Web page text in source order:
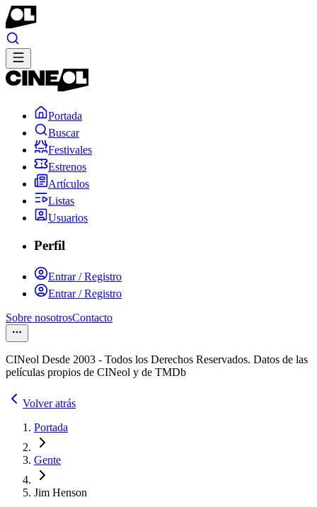
Portada
Buscar
Festivales
Estrenos
Artículos
Listas
Usuarios
Perfil
Entrar / Registro
Entrar / Registro
Sobre nosotrosContacto
CINeol Desde 2003 - Todos los Derechos Reservados. Datos de las
películas propios de CINeol y de TMDb
Volver atrás
Portada
Gente
Jim Henson